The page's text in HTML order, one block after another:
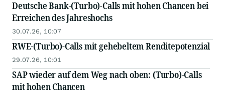
Deutsche Bank-(Turbo)-Calls mit hohen Chancen bei
Erreichen des Jahreshochs
30.07.26, 10:07
RWE-(Turbo)-Calls mit gehebeltem Renditepotenzial
29.07.26, 10:01
SAP wieder auf dem Weg nach oben: (Turbo)-Calls
mit hohen Chancen